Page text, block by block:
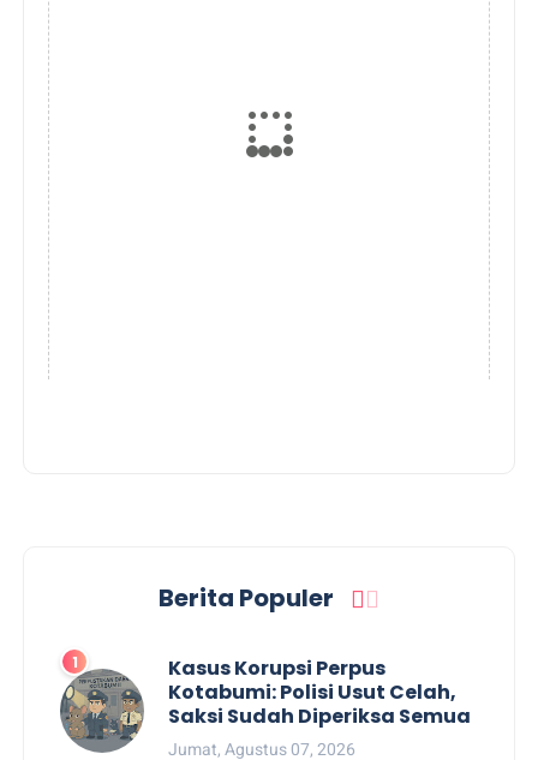
Berita Populer
Kasus Korupsi Perpus
Kotabumi: Polisi Usut Celah,
Saksi Sudah Diperiksa Semua
Jumat, Agustus 07, 2026